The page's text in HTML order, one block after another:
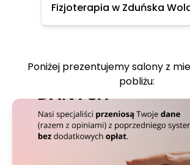
Fizjoterapia w Zduńska
Poniżej prezentujemy salony z
pobliżu: